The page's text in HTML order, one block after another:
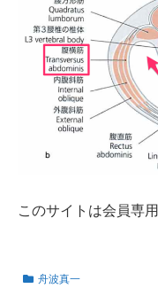
このサイトは会員専
舟波真一